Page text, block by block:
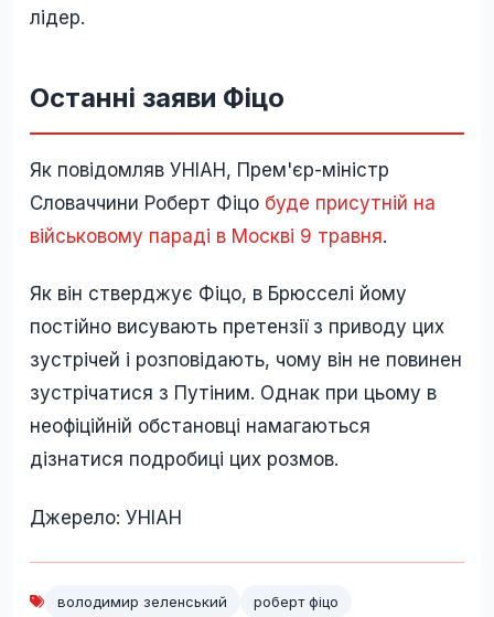
лідер.
Останні заяви Фіцо
Як повідомляв УНІАН, Прем'єр-міністр
Словаччини Роберт Фіцо буде присутній на
військовому параді в Москві 9 травня.
Як він стверджує Фіцо, в Брюсселі йому
постійно висувають претензії з приводу цих
зустрічей і розповідають, чому він не повинен
зустрічатися з Путіним. Однак при цьому в
неофіційній обстановці намагаються
дізнатися подробиці цих розмов.
Джерело: УНІАН
володимир зеленський роберт фіцо